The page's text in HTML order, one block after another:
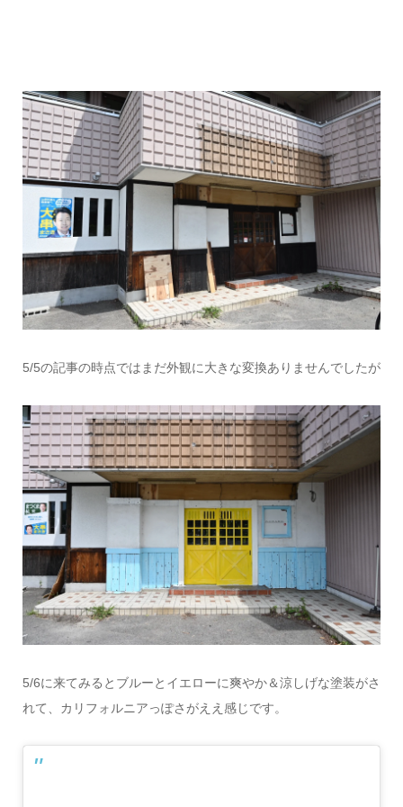
5/5の記事の時点ではまだ外観に大きな変換ありませんでしたが
5/6に来てみるとブルーとイエローに爽やか＆涼しげな塗装がさ
れて、カリフォルニアっぽさがええ感じです。